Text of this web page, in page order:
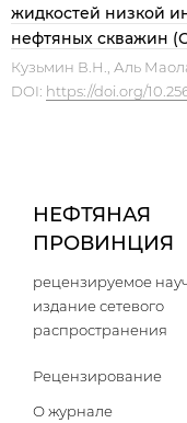
жидкостей низкой
нефтяных скважин
Кузьмин В.Н., Аль
DOI: https://doi.org/
НЕФТЯНАЯ
ПРОВИНЦИЯ
рецензируемое
издание сетевого
распространения
Рецензирование
О журнале